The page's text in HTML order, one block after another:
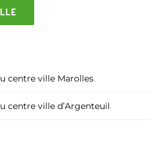
centre ville Marolles
centre ville d’Argenteuil